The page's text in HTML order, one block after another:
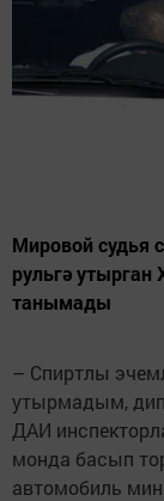
Мировой судья
рульгә
танымады
– Спиртлы
утырмадым, дип
ДАИ
монда басып
автомобиль